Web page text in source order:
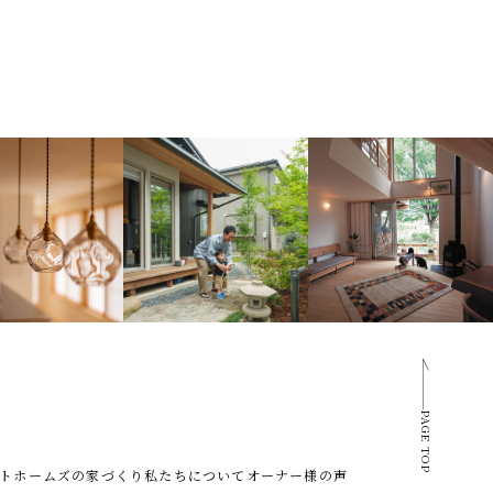
ホームズの家づくり私たちについて オーナー様の声
PAGE TOP